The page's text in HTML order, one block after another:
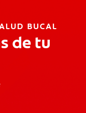
BUCAL
de tu